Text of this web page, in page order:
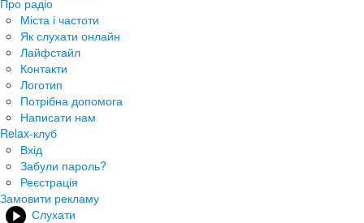
Міста і частоти
Як слухати онлайн
Лайфстайл
Контакти
Логотип
Потрібна допомога
Написати нам
Relax-клуб
Вхід
Забули пароль?
Реєстрація
Замовити рекламу
Слухати